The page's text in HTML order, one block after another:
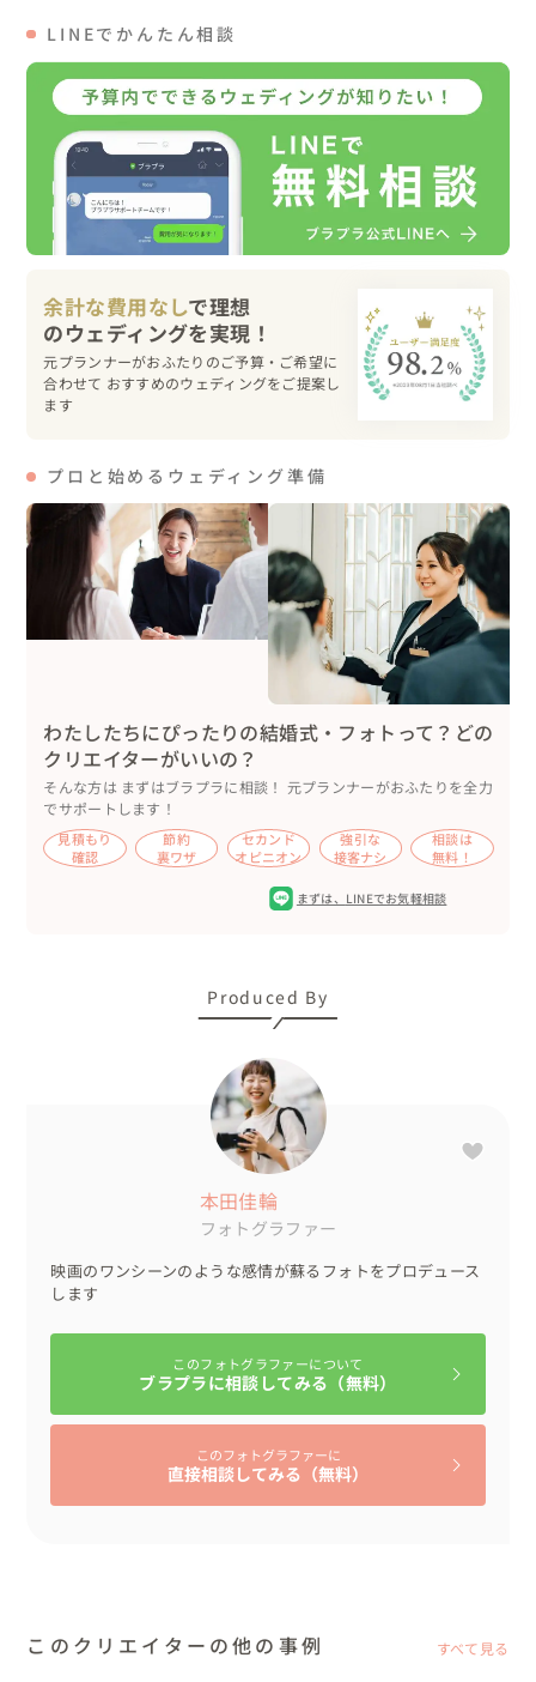
一緒に淡路島へ移動している道中、なんと新婦様と私が幼
稚園の同級生だったことが発覚し皆で大盛り上がり🥳💓淡
路島に着く頃にはすっかり仲良くなり、友人のデートに付
き添いさせてもらっている感覚でした！
浜辺で撮影するということだけを決め、あとは自由にお散
歩しながら撮影スタート💨真夏の8月の撮影に、「暑い！
耐えられへん！」とコンビニに寄ってアイスを食べたり、
田んぼ道を全力で走って汗をかいて大爆笑したりと、飾ら
に素敵でした🎐
夕暮れの浜辺での撮影では、曇り空でなかなか夕日が見え
ず諦めかけていた時に、雲の切間からうっすらオレンジ色
の日が差し、幻想的な一枚を撮影することができました。
ような、そんな素敵な1日でした。
🍉こんな人にオススメ
・ナチュラルで自然体なふたりを残したい
・映画のようなストーリーを感じられる写真を残したい
・写真が苦手で緊張しやすい
・どんな写真を撮りたいか分からない
どうぞお気軽にご相談ください☺️おふたりの雰囲気や好み
を汲み取ることが大得意です✨おふたりとたくさんお話を
しながら、撮影そのものを笑顔あふれる1日にしていきた
いと思っています💓ありのままのおふたりを是非一緒に写
真に残しましょう！
LINEでかんたん相談
余計な費用なしで理想
元プランナーがおふたりのご予算・ご希望に
合わせて おすすめのウェディングをご提案し
ます
プロと始めるウェディング準備
わたしたちにぴったりの結婚式・フォトって？どの
クリエイターがいいの？
そんな方は まずはブラプラに相談！ 元プランナーがおふたりを全力
でサポートします！
見積もり
確認
節約
裏ワザ
セカンド
オピニオン
強引な
接客ナシ
相談は
無料！
まずは、 LINEでお気軽相談
Produced By
本田佳輪
フォトグラファー
映画のワンシーンのような感情が蘇るフォトをプロデュース
します
このフォトグラファーについて
ブラプラに相談してみる（無料）
このフォトグラファーに
直接相談してみる（無料）
このクリエイターの他の事例 すべて見る